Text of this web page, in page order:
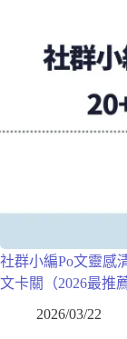
社群小編Po文靈感
文卡關（2026最推
2026/03/22